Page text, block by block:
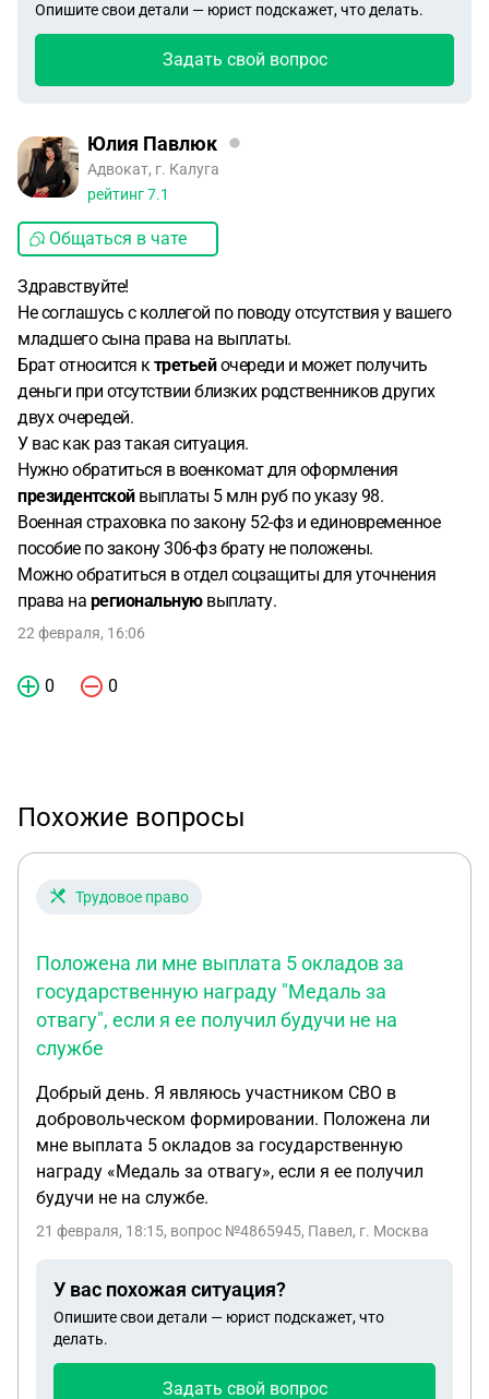
Опишите свои детали — юрист подскажет, что делать.
Задать свой вопрос
Юлия Павлюк
Адвокат, г. Калуга
рейтинг7.1
Общаться в чате
Здравствуйте!
Не соглашусь с коллегой по поводу отсутствия у вашего
младшего сына права на выплаты.
Брат относится ктретьейочереди и может получить
деньги при отсутствии близких родственников других
двух очередей.
У вас как раз такая ситуация.
Нужно обратиться в военкомат для оформления
президентскойвыплаты 5 млн руб по указу 98.
Военная страховка по закону 52-фз и единовременное
пособие по закону 306-фз брату не положены.
Можно обратиться в отдел соцзащиты для уточнения
права на региональнуювыплату.
22 февраля, 16:06
0 0
Похожие вопросы
Трудовое право
Положена ли мне выплата 5 окладов за
государственную награду "Медаль за
отвагу", если я ее получил будучи не на
службе
Добрый день. Я являюсь участником СВО в
добровольческом формировании. Положена ли
мне выплата 5 окладов за государственную
награду «Медаль за отвагу», если я ее получил
будучи не на службе.
21 февраля, 18:15, вопрос №4865945, Павел, г. Москва
У вас похожая ситуация?
Опишите свои детали — юрист подскажет, что
делать.
Задать свой вопрос